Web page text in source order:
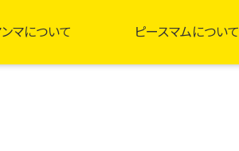
マについて ピースマムについて